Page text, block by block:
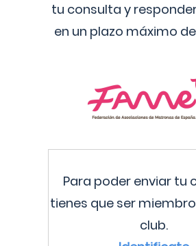
tu consulta y
en un plazo máximo
Para poder enviar tu
tienes que ser miembro
club.